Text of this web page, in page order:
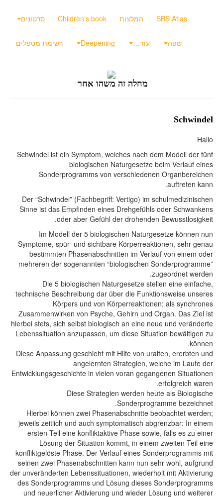
סרטונים Children’s book המלצות SBS Atlas
רשימת מטפלים Deepening עוד… שפה
מחלה זה משהו אחר
Schwindel
Hallo
Schwindel ist ein Symptom, welches nach dem Modell der fünf
biologischen Naturgesetze beim Verlauf eines
Sonderprogramms von verschiedenen Organbereichen
auftreten kann.
Der “Schwindel” (Fachbegriff: Vertigo) im schulmedizinischen
Sinne ist das Empfinden eines Drehgefühls oder Schwankens
oder aber Gefühl der drohenden Bewusstlosigkeit.
Im Modell der 5 biologischen Naturgesetze können nun
Symptome, spür- und sichtbare Körperreaktionen, sehr genau
bestimmten Phasenabschnitten im Verlauf von einem oder
mehreren der sogenannten “biologischen Sonderprogramme”
zugeordnet werden.
Die 5 biologischen Naturgesetze stellen eine einfache,
technische Beschreibung dar über die Funktionsweise unseres
Körpers und von Körperreaktionen; als synchrones
Zusammenwirken von Psyche, Gehirn und Organ. Das Ziel ist
hierbei stets, sich selbst biologisch an eine neue und veränderte
Lebenssituation anzupassen, um diese Situation bewältigen zu
können.
Diese Anpassung geschieht mit Hilfe von uralten, ererbten und
angelernten Strategien, welche im Laufe der
Entwicklungsgeschichte in vielen voran gegangenen Situationen
erfolgreich waren.
Diese Strategien werden heute als Biologische
Sonderprogramme bezeichnet.
Hierbei können zwei Phasenabschnitte beobachtet werden;
jeweils zeitlich und auch symptomatisch abgrenzbar: In einem
ersten Teil eine konfliktaktive Phase sowie, falls es zu einer
Lösung der Situation kommt, in einem zweiten Teil eine
konfliktgelöste Phase. Der Verlauf eines Sonderprogramms mit
seinen zwei Phasenabschnitten kann nun sehr wohl, aufgrund
der unveränderten Lebenssituationen, wiederholt mit Aktivierung
des Sonderprogramms und Lösung dieses Sonderprogramms
und neuerlicher Aktivierung und wieder Lösung und weiterer